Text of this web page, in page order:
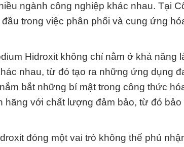
ngành công nghiệp khác nhau. Tại
trong việc phân phối và cung ứng
Hidroxit không chỉ nằm ở khả năng
nhau, từ đó tạo ra những ứng dụng
bắt những bí mật trong công thức
hãng với chất lượng đảm bảo, từ đó
đóng một vai trò không thể phủ